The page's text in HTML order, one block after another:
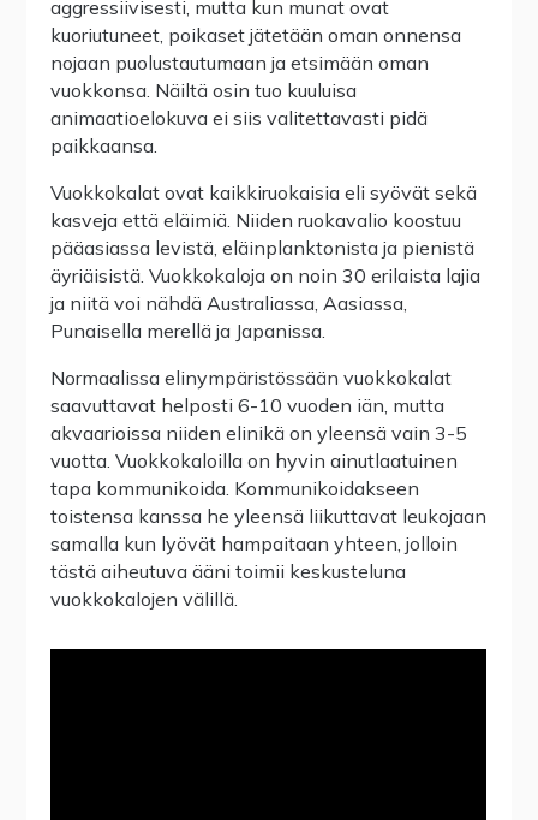
aggressiivisesti, mutta kun munat ovat
kuoriutuneet, poikaset jätetään oman onnensa
nojaan puolustautumaan ja etsimään oman
vuokkonsa. Näiltä osin tuo kuuluisa
animaatioelokuva ei siis valitettavasti pidä
paikkaansa.
Vuokkokalat ovat kaikkiruokaisia eli syövät sekä
kasveja että eläimiä. Niiden ruokavalio koostuu
pääasiassa levistä, eläinplanktonista ja pienistä
äyriäisistä. Vuokkokaloja on noin 30 erilaista lajia
ja niitä voi nähdä Australiassa, Aasiassa,
Punaisella merellä ja Japanissa.
Normaalissa elinympäristössään vuokkokalat
saavuttavat helposti 6-10 vuoden iän, mutta
akvaarioissa niiden elinikä on yleensä vain 3-5
vuotta. Vuokkokaloilla on hyvin ainutlaatuinen
tapa kommunikoida. Kommunikoidakseen
toistensa kanssa he yleensä liikuttavat leukojaan
samalla kun lyövät hampaitaan yhteen, jolloin
tästä aiheutuva ääni toimii keskusteluna
vuokkokalojen välillä.